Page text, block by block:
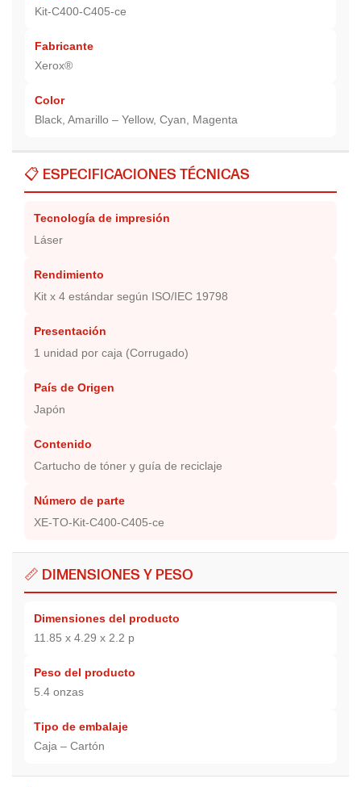
Kit-C400-C405-ce
Fabricante
Xerox®
Color
Black, Amarillo – Yellow, Cyan, Magenta
📋 ESPECIFICACIONES TÉCNICAS
Tecnología de impresión
Láser
Rendimiento
Kit x 4 estándar según ISO/IEC 19798
Presentación
1 unidad por caja (Corrugado)
País de Origen
Japón
Contenido
Cartucho de tóner y guía de reciclaje
Número de parte
XE-TO-Kit-C400-C405-ce
📏 DIMENSIONES Y PESO
Dimensiones del producto
11.85 x 4.29 x 2.2 p
Peso del producto
5.4 onzas
Tipo de embalaje
Caja – Cartón